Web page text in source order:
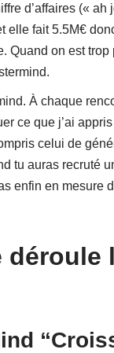
d’affaires («
elle fait 5.5M€
Quand on est
À chaque
ce que j’ai
celui de
tu auras recruté
enfin en mesure